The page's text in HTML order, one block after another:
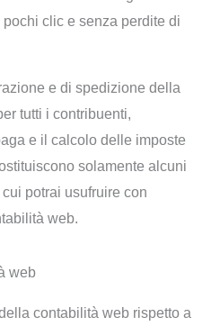
clic e senza perdite di
e di spedizione della
tutti i contribuenti,
e il calcolo delle imposte
solamente alcuni
potrai usufruire con
web.
web
contabilità web rispetto a